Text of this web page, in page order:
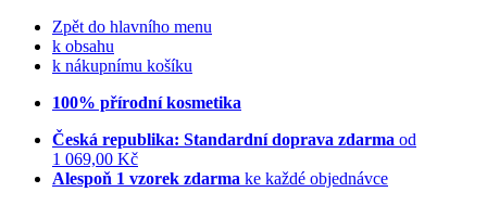
Zpět do hlavního menu
k obsahu
k nákupnímu košíku
100% přírodní kosmetika
Česká republika: Standardní doprava zdarma od
1 069,00 Kč
Alespoň 1 vzorek zdarma ke každé objednávce